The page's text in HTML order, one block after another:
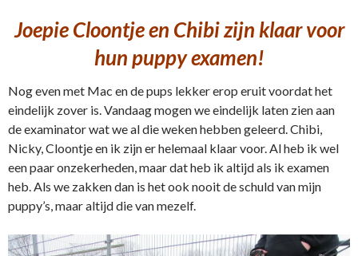
Joepie Cloontje en Chibi zijn klaar voor
hun puppy examen!
Nog even met Mac en de pups lekker erop eruit voordat het
eindelijk zover is. Vandaag mogen we eindelijk laten zien aan
de examinator wat we al die weken hebben geleerd. Chibi,
Nicky, Cloontje en ik zijn er helemaal klaar voor. Al heb ik wel
een paar onzekerheden, maar dat heb ik altijd als ik examen
heb. Als we zakken dan is het ook nooit de schuld van mijn
puppy’s, maar altijd die van mezelf.